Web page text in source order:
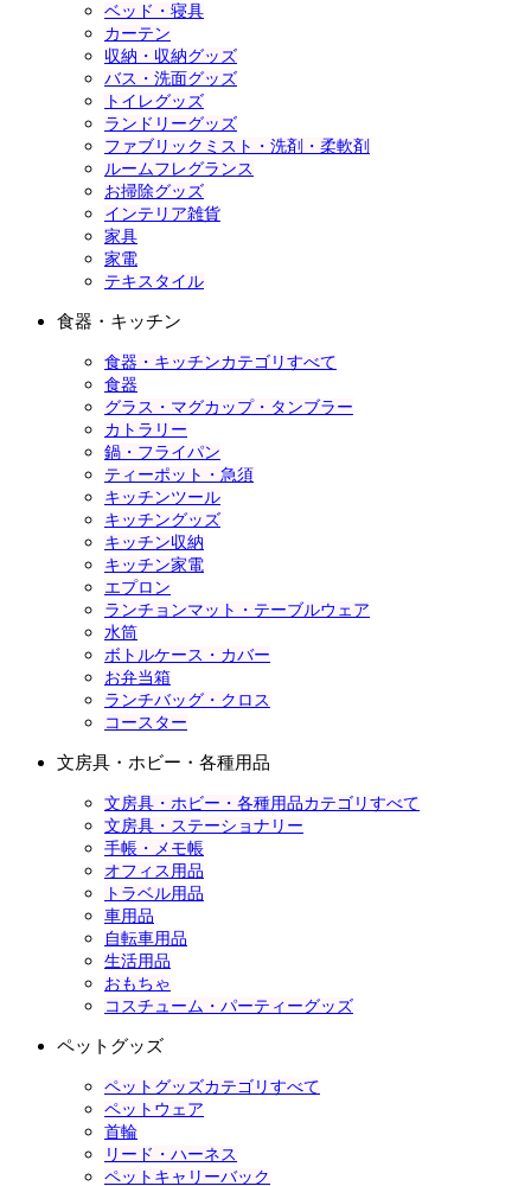
ベッド・寝具
カーテン
収納・収納グッズ
バス・洗面グッズ
トイレグッズ
ランドリーグッズ
ファブリックミスト・洗剤・柔軟剤
ルームフレグランス
お掃除グッズ
インテリア雑貨
家具
家電
テキスタイル
食器・キッチン
食器・キッチンカテゴリすべて
食器
グラス・マグカップ・タンブラー
カトラリー
鍋・フライパン
ティーポット・急須
キッチンツール
キッチングッズ
キッチン収納
キッチン家電
エプロン
ランチョンマット・テーブルウェア
水筒
ボトルケース・カバー
お弁当箱
ランチバッグ・クロス
コースター
文房具・ホビー・各種用品
文房具・ホビー・各種用品カテゴリすべて
文房具・ステーショナリー
手帳・メモ帳
オフィス用品
トラベル用品
車用品
自転車用品
生活用品
おもちゃ
コスチューム・パーティーグッズ
ペットグッズ
ペットグッズカテゴリすべて
ペットウェア
首輪
リード・ハーネス
ペットキャリーバック